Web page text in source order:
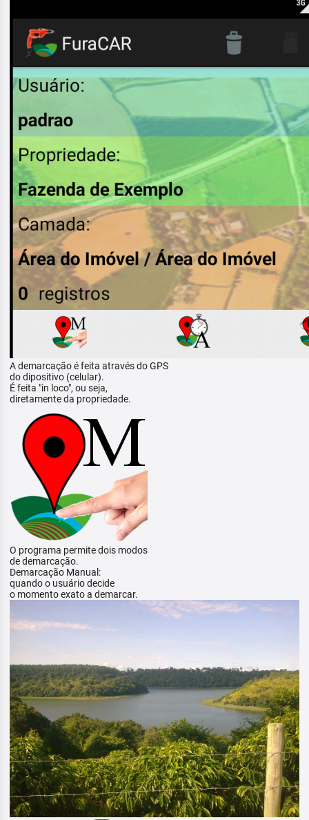
A demarcação é feita através do GPS
do dipositivo (celular).
É feita "in loco", ou seja,
diretamente da propriedade.
O programa permite dois modos
de demarcação.
Demarcação Manual:
quando o usuário decide
o momento exato a demarcar.